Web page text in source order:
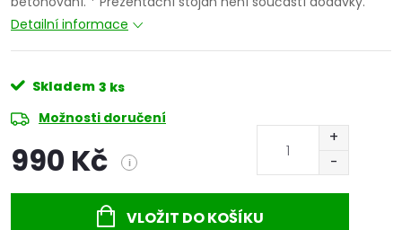
Detailní informace
Skladem 3 ks
Možnosti doručení
990 Kč i
VLOŽIT DO KOŠÍKU